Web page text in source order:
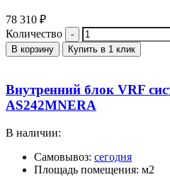
78 310 ₽
Количество
В корзину Купить в 1 клик
Внутренний блок VRF
AS242MNERA
В наличии:
Самовывоз: сегодня
Площадь помещения: м2